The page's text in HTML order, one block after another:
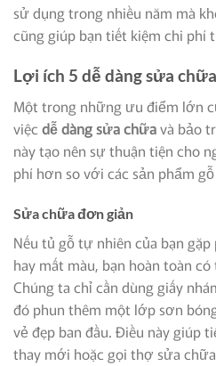
sử dụng trong nhiều năm mà
cũng giúp bạn tiết kiệm chi phí
Lợi ích 5 dễ dàng sửa
Một trong những ưu điểm lớn
việc dễ dàng sửa chữavà bảo
này tạo nên sự thuận tiện cho
phí hơn so với các sản phẩm
Sửa chữa đơn giản
Nếu tủ gỗ tự nhiên của bạn
hay mất màu, bạn hoàn toàn
Chúng ta chỉ cần dùng giấy
đó phun thêm một lớp sơn
vẻ đẹp ban đầu. Điều này giúp
thay mới hoặc gọi thợ sửa